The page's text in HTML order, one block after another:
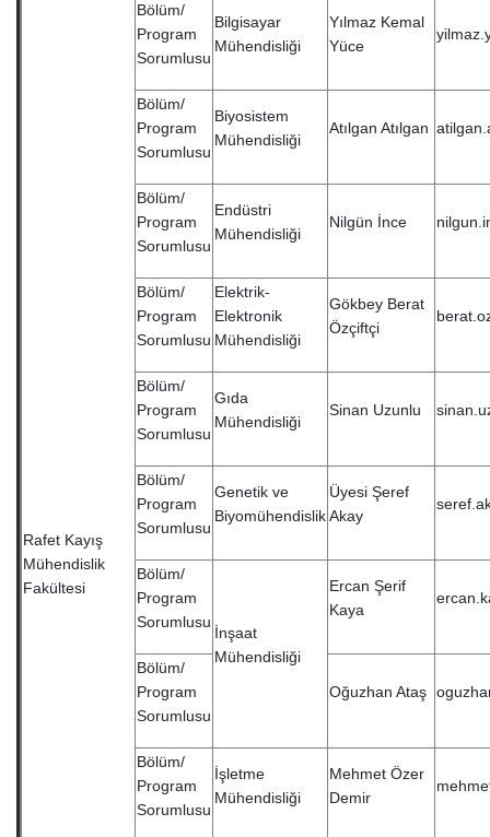
Rafet Kayış
Mühendislik
Fakültesi
Bölüm/
Program
Sorumlusu
Bilgisayar
Mühendisliği
Yılmaz Kemal
Yüce
Bölüm/
Program
Sorumlusu
Biyosistem
Mühendisliği
Atılgan Atılgan
Bölüm/
Program
Sorumlusu
Endüstri
Mühendisliği
Nilgün İnce
Bölüm/
Program
Sorumlusu
Elektrik-
Elektronik
Mühendisliği
Gökbey Berat
Özçiftçi
Bölüm/
Program
Sorumlusu
Gıda
Mühendisliği
Sinan Uzunlu
Bölüm/
Program
Sorumlusu
Genetik ve
Biyomühendislik
Üyesi Şeref
Akay
Bölüm/
Program
Sorumlusu
İnşaat
Mühendisliği
Ercan Şerif
Kaya
Bölüm/
Program
Sorumlusu
Oğuzhan Ataş
Bölüm/
Program
Sorumlusu
İşletme
Mühendisliği
Mehmet Özer
Demir